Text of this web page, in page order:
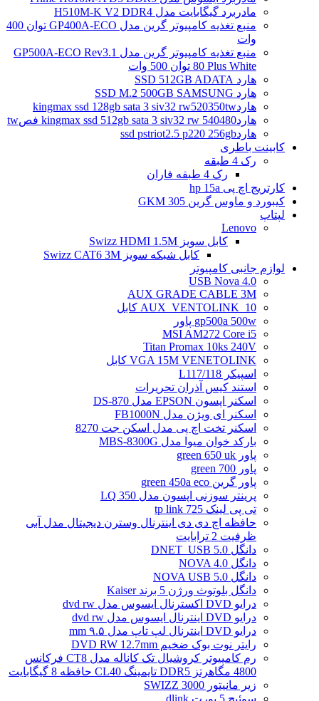
مادربرد گیگابایت مدل H510M-K V2 DDR4
منبع تغذیه کامپیوتر گرین مدل GP400A-ECO توان 400
وات
منبع تغذیه کامپیوتر گرین مدل GP500A-ECO Rev3.1
80 Plus White توان 500 وات
هارد SSD 512GB ADATA
هارد SSD M.2 500GB SAMSUNG
هاردkingmax ssd 128gb sata 3 siv32 rw520350tw
هاردkingmax ssd 512gb sata 3 siv32 rw 540480 فصtw
هاردssd pstriot2.5 p220 256gb
کابینت باطری
رک 4 طبقه
رک 4 طبقه فاران
کارتریج اچ پی hp 15a
کیبورد و ماوس گرین GKM 305
لپتاپ
Lenovo
کابل سویز Swizz HDMI 1.5M
کابل شبکه سویز Swizz CAT6 3M
لوازم جانبی کامپیوتر
4.0 USB Nova
AUX GRADE CABLE 3M
AUX_VENTOLINK_10 کابل
gp500a 500w پاور
MSI AM272 Core i5
Titan Promax 10ks 240V
VGA 15M VENETOLINK کابل
اسپیکر L117/118
استند کیس آذران تحریرات
اسکنر اپسون EPSON مدل DS-870
اسکنر ای ویژن مدل FB1000N
اسکنر تخت اچ پی مدل اسکن جت 8270
بارکد خوان میوا مدل MBS-8300G
پاور green 650 uk
پاور green 700
پاور گرین green 450a eco
پرینتر سوزنی اپسون مدل LQ 350
تی پی لینک tp link 725
حافظه اچ دی دی اینترنال وسترن دیجیتال مدل آبی
ظرفیت 2 ترابایت
دانگل DNET_USB 5.0
دانگل NOVA 4.0
دانگل NOVA USB 5.0
دانگل بلوتوث ورژن 5 برند Kaiser
درایو DVD اکسترنال ایسوس مدل dvd rw
درایو DVD اینترنال ایسوس مدل dvd rw
درایو DVD اینترنال لپ تاپ مدل ۹.۵ mm
رایتر نوت بوک ضخیم DVD RW 12.7mm
رم کامپیوتر کروشیال تک کاناله مدل CT8 فرکانس
4800 مگاهرتز DDR5 تایمینگ CL40 حافظه 8 گیگابایت
زیر مانیتور SWIZZ 3000
سوئیچ 5 پورت dlink